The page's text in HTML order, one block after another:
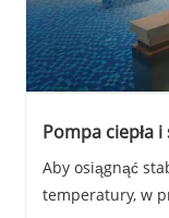
Pompa ciepła
hotelu
Aby osiągnąć
temperatury, w